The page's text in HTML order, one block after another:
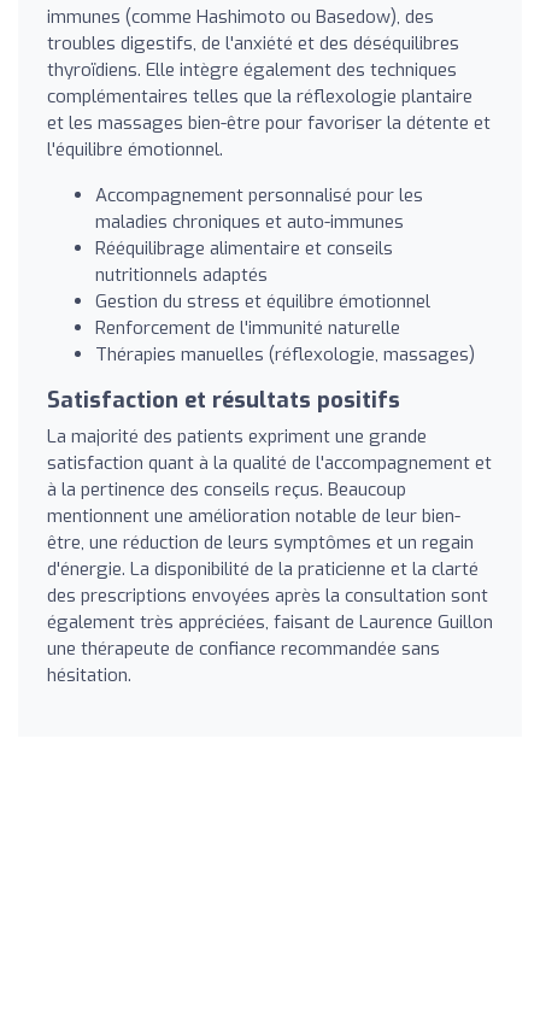
immunes (comme Hashimoto ou Basedow), des
troubles digestifs, de l'anxiété et des déséquilibres
thyroïdiens. Elle intègre également des techniques
complémentaires telles que la réflexologie plantaire
et les massages bien-être pour favoriser la détente et
l'équilibre émotionnel.
Accompagnement personnalisé pour les
maladies chroniques et auto-immunes
Rééquilibrage alimentaire et conseils
nutritionnels adaptés
Gestion du stress et équilibre émotionnel
Renforcement de l'immunité naturelle
Thérapies manuelles (réflexologie, massages)
Satisfaction et résultats positifs
La majorité des patients expriment une grande
satisfaction quant à la qualité de l'accompagnement et
à la pertinence des conseils reçus. Beaucoup
mentionnent une amélioration notable de leur bien-
être, une réduction de leurs symptômes et un regain
d'énergie. La disponibilité de la praticienne et la clarté
des prescriptions envoyées après la consultation sont
également très appréciées, faisant de Laurence Guillon
une thérapeute de confiance recommandée sans
hésitation.